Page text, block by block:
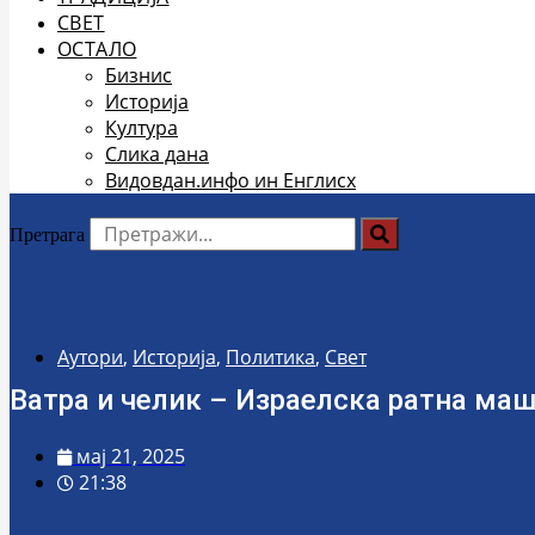
СВЕТ
ОСТАЛО
Бизнис
Историја
Култура
Слика дана
Видовдан.инфо ин Енглисх
Претрага
Аутори, Историја, Политика, Свет
Ватра и челик – Израелска ратна
мај 21, 2025
21:38